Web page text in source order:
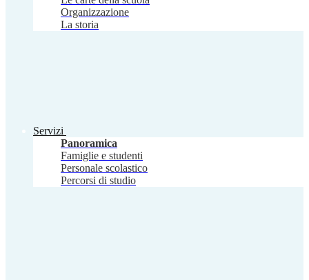
Organizzazione
La storia
Servizi
Panoramica
Famiglie e studenti
Personale scolastico
Percorsi di studio